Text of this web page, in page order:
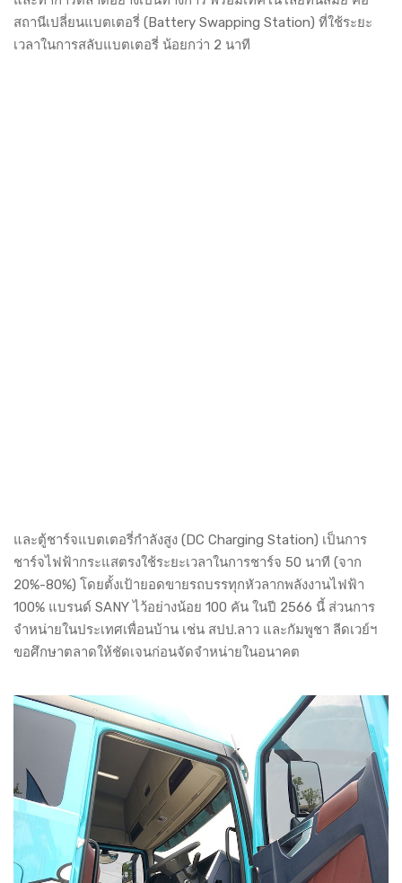
สถานีเปลี่ยนแบตเตอรี่ (Battery Swapping Station) ที่ใช้ระยะ
เวลาในการสลับแบตเตอรี่ น้อยกว่า 2 นาที
และตู้ชาร์จแบตเตอรี่กำลังสูง (DC Charging Station) เป็นการ
ชาร์จไฟฟ้ากระแสตรงใช้ระยะเวลาในการชาร์จ 50 นาที (จาก
20%-80%) โดยตั้งเป้ายอดขายรถบรรทุกหัวลากพลังงานไฟฟ้า
100% แบรนด์ SANY ไว้อย่างน้อย 100 คัน ในปี 2566 นี้ ส่วนการ
จำหน่ายในประเทศเพื่อนบ้าน เช่น สปป.ลาว และกัมพูชา ลีดเวย์ฯ
ขอศึกษาตลาดให้ชัดเจนก่อนจัดจำหน่ายในอนาคต